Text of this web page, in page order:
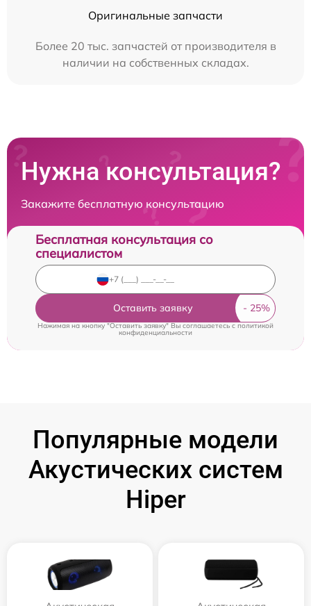
Оригинальные запчасти
Более 20 тыс. запчастей от производителя в
наличии на собственных складах.
Нужна консультация?
Закажите бесплатную консультацию
Бесплатная консультация со
специалистом
Оставить заявку
Нажимая на кнопку "Оставить заявку" Вы соглашаетесь cполитикой
конфиденциальности
Популярные модели
Акустических систем
Hiper